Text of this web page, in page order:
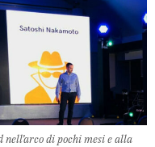
di pochi mesi e alla